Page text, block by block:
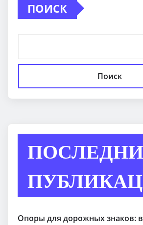
ПОИСК
Поиск
Опоры для дорожных знаков: